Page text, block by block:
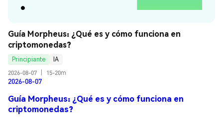
Guía Morpheus: ¿Qué es y cómo funciona en
criptomonedas?
Principiante
IA
2026-08-07
15-20m
2026-08-07
Guía Morpheus: ¿Qué es y cómo funciona en
criptomonedas?